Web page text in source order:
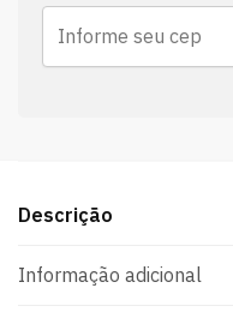
Descrição
Informação adicional